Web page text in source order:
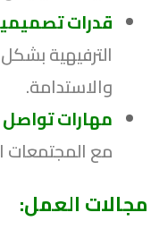
قدرات
الترفيهية
والاستدامة.
مهارات
مع المجتمعات
مجالات العمل: